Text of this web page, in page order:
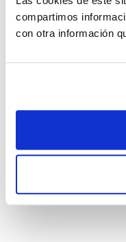
compartimos
con otra información